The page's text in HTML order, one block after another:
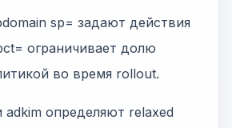
sp= задают действия
ограничивает долю
во время rollout.
определяют relaxed